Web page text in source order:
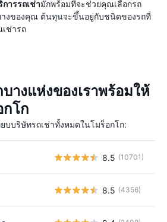
การรถเช่ามักพร้อมที่จะช่วยคุณเลือกรถ
างของคุณ ต้นทุนจะขึ้นอยู่กับชนิดของรถที่
ช่ารถ
างแห่งของเราพร้อมให้
กโก
ยบบริษัทรถเช่าทั้งหมดในโมร็อกโก:
8.5 (10701)
8.5 (4356)